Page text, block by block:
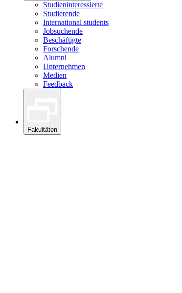
Studieninteressierte
Studierende
International students
Jobsuchende
Beschäftigte
Forschende
Alumni
Unternehmen
Medien
Feedback
Fakultäten